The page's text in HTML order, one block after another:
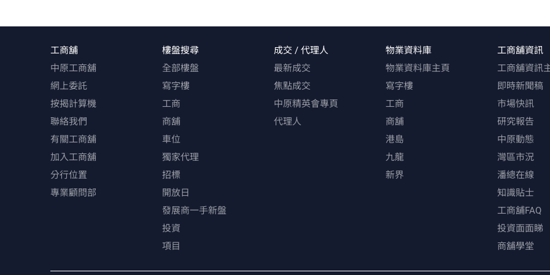
工商舖
中原工商舖
網上委託
按揭計算機
聯絡我們
有關工商舖
加入工商舖
分行位置
專業顧問部
樓盤搜尋
全部樓盤
寫字樓
工商
商舖
車位
獨家代理
招標
開放日
發展商一手新盤
投資
項目
成交 / 代理人
最新成交
焦點成交
中原精英會專頁
代理人
物業資料庫
物業資料庫主頁
寫字樓
工商
商舖
港島
九龍
新界
工商舖資訊
工商舖資訊
即時新聞稿
市場快訊
研究報告
中原動態
灣區市況
潘總在線
知識貼士
工商舖FAQ
投資面面睇
商舖學堂